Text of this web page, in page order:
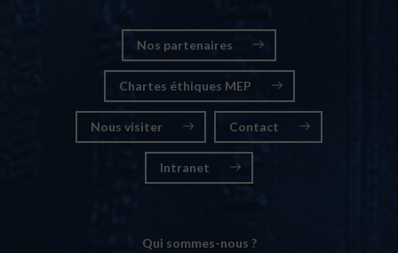
Nos partenaires
Chartes éthiques MEP
Nous visiter Contact
Intranet
Qui sommes-nous ?